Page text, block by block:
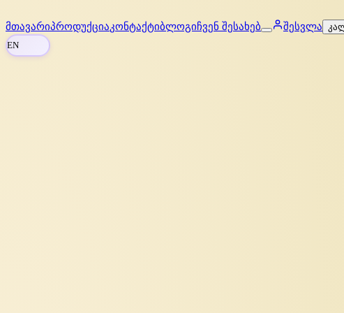
მთავარიპროდუქციაკონტაქტიბლოგიჩვენ შესახებ შესვლა
EN